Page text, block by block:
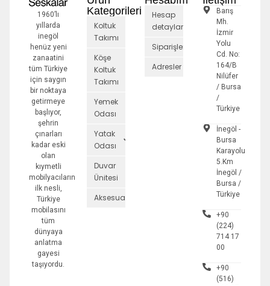
1960’lı
yıllarda
inegöl
henüz yeni
zanaatini
tüm Türkiye
için saygın
bir noktaya
getirmeye
başlıyor,
şehrin
çınarları
kadar eski
olan
kıymetli
mobilyacıların
ilk nesli,
Türkiye
mobilasını
tüm
dünyaya
anlatma
gayesi
taşıyordu.
Kategorileri
Koltuk
Takımı
Köşe
Koltuk
Takımı
Yemek
Odası
Yatak
Odası
Duvar
Ünitesi
Aksesuarlar
Hesap
detayları
Siparişler
Adresler
Barış
Mh.
İzmir
Yolu
Cd. No:
164/B
Nilüfer
/ Bursa
/
Türkiye
İnegöl -
Bursa
Karayolu
5.Km
İnegöl /
Bursa /
Türkiye
+90
(224)
714 17
00
+90
(516)